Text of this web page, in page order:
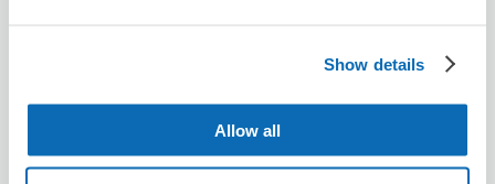
Show details
Allow all